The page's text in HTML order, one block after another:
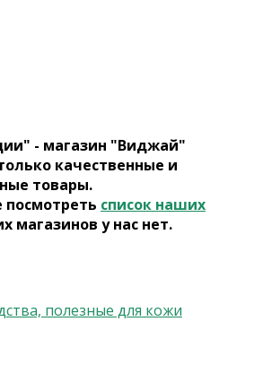
- магазин "Виджай"
качественные и
товары.
список наших
магазинов у нас нет.
полезные для кожи